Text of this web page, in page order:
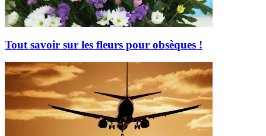
Tout savoir sur les fleurs pour obsèques !